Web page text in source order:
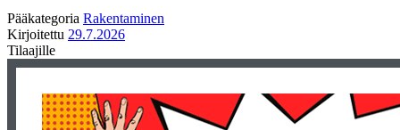
Pääkategoria Rakentaminen
Kirjoitettu 29.7.2026
Tilaajille